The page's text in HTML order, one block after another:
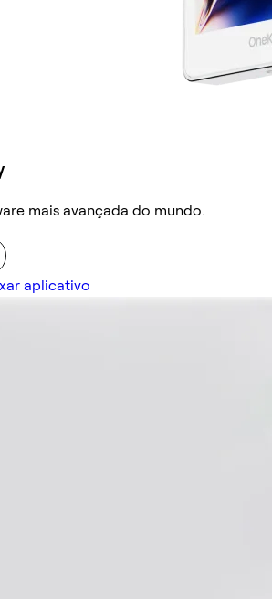
mais avançada do mundo.
aplicativo